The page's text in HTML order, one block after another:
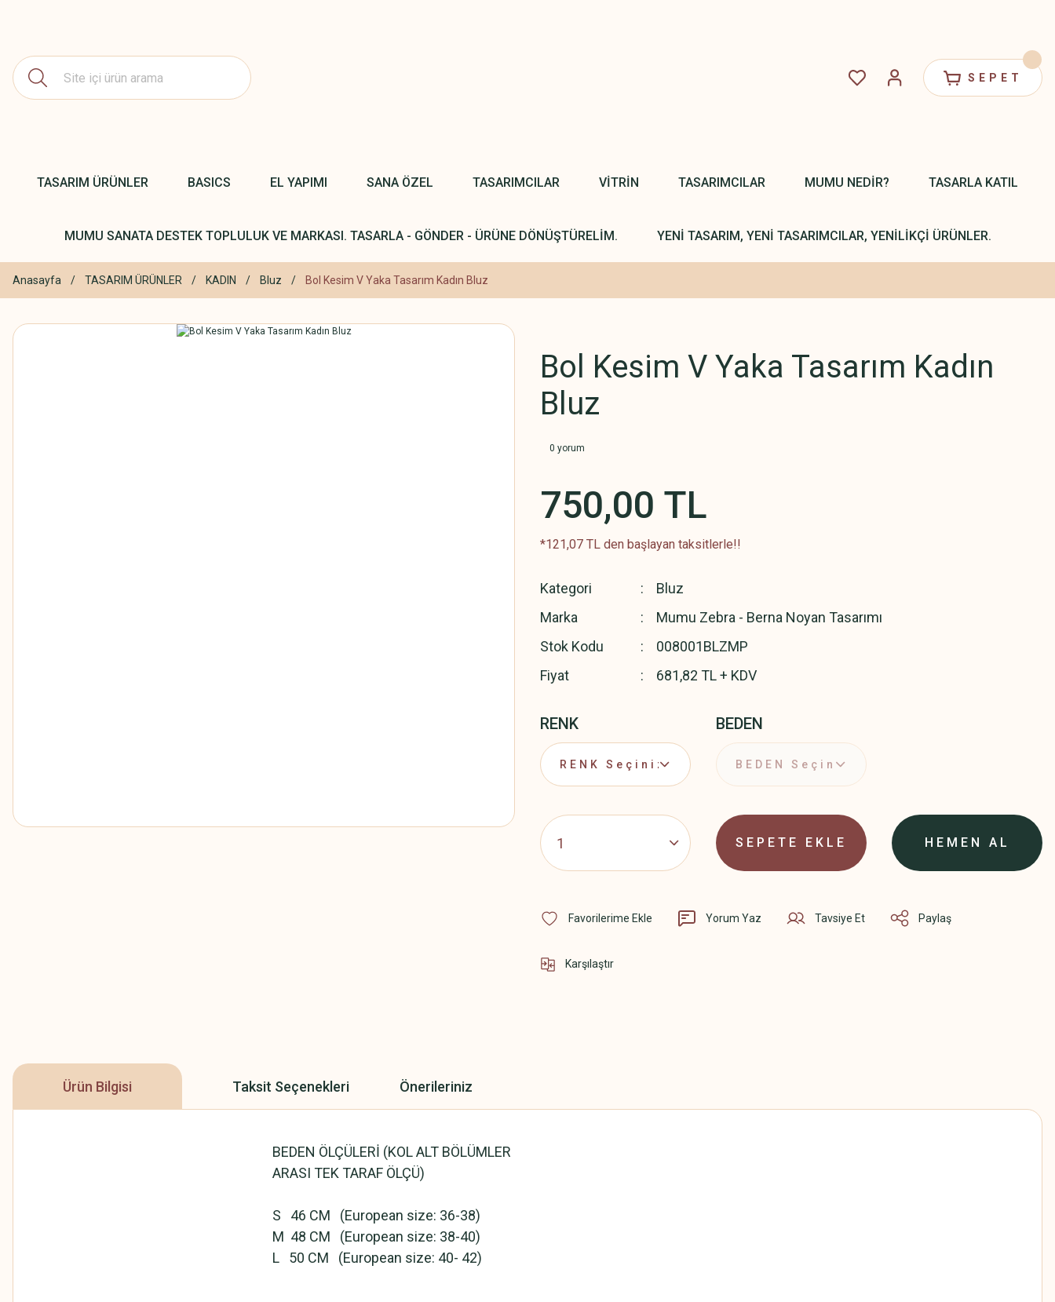
SEPET
TASARIM ÜRÜNLER BASICS EL YAPIMI SANA ÖZEL TASARIMCILAR VİTRİN TASARIMCILAR MUMU NEDİR? TASARLA KATIL
MUMU SANATA DESTEK TOPLULUK VE MARKASI. TASARLA - GÖNDER - ÜRÜNE DÖNÜŞTÜRELİM. YENİ TASARIM, YENİ TASARIMCILAR, YENİLİKÇİ ÜRÜNLER.
Anasayfa TASARIM ÜRÜNLER KADIN Bluz Bol Kesim V Yaka Tasarım Kadın Bluz
Bol Kesim V Yaka Tasarım Kadın
Bluz
0 yorum
750,00 TL
*121,07 TL den başlayan taksitlerle!!
Kategori
Bluz
Marka
Mumu Zebra - Berna Noyan Tasarımı
Stok Kodu
008001BLZMP
Fiyat
681,82 TL + KDV
RENK BEDEN
SEPETE EKLE HEMEN AL
Yorum Yaz Tavsiye Et Paylaş
Karşılaştır
Ürün Bilgisi Taksit Seçenekleri Önerileriniz
BEDEN ÖLÇÜLERİ (KOL ALT BÖLÜMLER
ARASI TEK TARAF ÖLÇÜ)
S 46 CM (European size: 36-38)
M 48 CM (European size: 38-40)
L 50 CM (European size: 40- 42)